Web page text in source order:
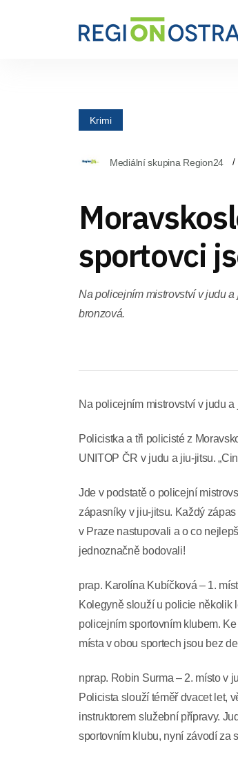
Krimi
Mediální skupina Region24
sportovci
Na policejním mistrovství v judu a
bronzová.
Na policejním mistrovství v judu
Policistka a tři policisté z
UNITOP ČR v judu a jiu-jitsu.
Jde v podstatě o policejní
zápasníky v jiu-jitsu. Každý
v Praze nastupovali a o co
jednoznačně bodovali!
prap. Karolína Kubíčková – 1.
Kolegyně slouží u policie několik
policejním sportovním klubem.
místa v obou sportech jsou bez
nprap. Robin Surma – 2. místo v
Policista slouží téměř dvacet let,
instruktorem služební přípravy.
sportovním klubu, nyní závodí za